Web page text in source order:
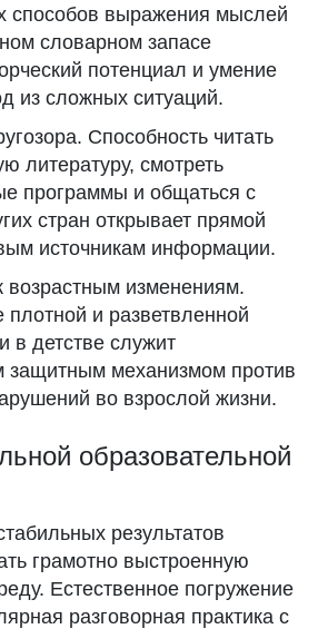
способов выражения мыслей
словарном запасе
потенциал и умение
из сложных ситуаций.
Способность читать
литературу, смотреть
программы и общаться с
стран открывает прямой
источникам информации.
возрастным изменениям.
и разветвленной
в детстве служит
защитным механизмом против
во взрослой жизни.
образовательной
результатов
грамотно выстроенную
Естественное погружение
разговорная практика с